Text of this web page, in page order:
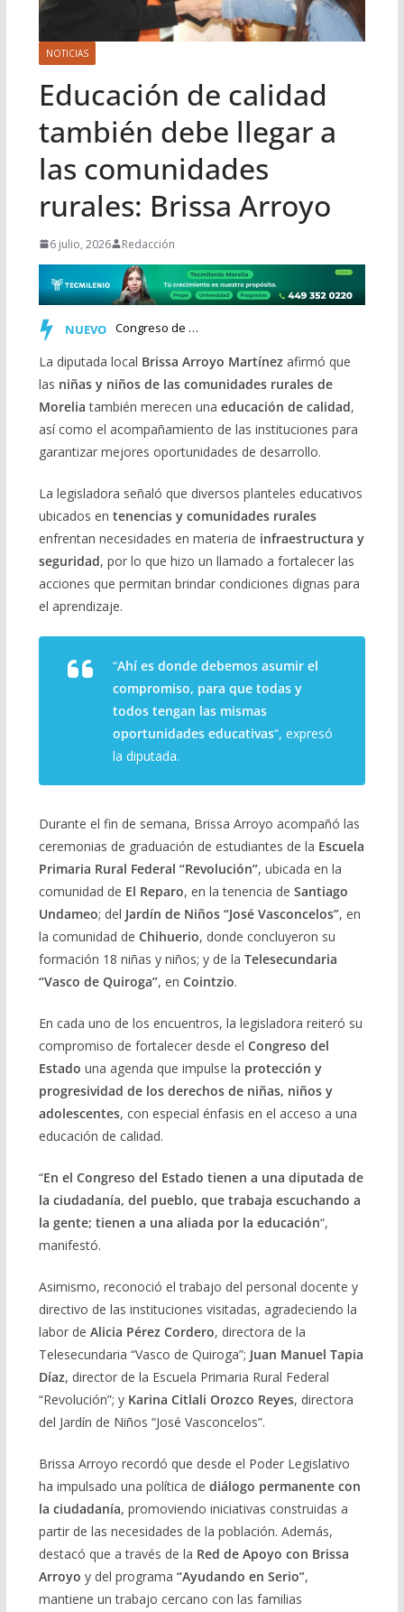
NOTICIAS
Educación de calidad
también debe llegar a
las comunidades
rurales: Brissa Arroyo
6 julio, 2026 Redacción
NUEVO Congreso de Michoacán incorpora al Calendario Cívico la co…
La diputada local Brissa Arroyo Martínezafirmó que
las niñas y niños de las comunidades rurales de
Morelia también merecen una educación de calidad,
así como el acompañamiento de las instituciones para
garantizar mejores oportunidades de desarrollo.
La legisladora señaló que diversos planteles educativos
ubicados en tenencias y comunidades rurales
enfrentan necesidades en materia de infraestructura y
seguridad, por lo que hizo un llamado a fortalecer las
acciones que permitan brindar condiciones dignas para
el aprendizaje.
“Ahí es donde debemos asumir el
compromiso, para que todas y
todos tengan las mismas
oportunidades educativas“, expresó
la diputada.
Durante el fin de semana, Brissa Arroyo acompañó las
ceremonias de graduación de estudiantes de la Escuela
Primaria Rural Federal “Revolución”, ubicada en la
comunidad de El Reparo, en la tenencia de Santiago
Undameo; del Jardín de Niños “José Vasconcelos”, en
la comunidad de Chihuerio, donde concluyeron su
formación 18 niñas y niños; y de la Telesecundaria
“Vasco de Quiroga”, en Cointzio.
En cada uno de los encuentros, la legisladora reiteró su
compromiso de fortalecer desde el Congreso del
Estado una agenda que impulse la protección y
progresividad de los derechos de niñas, niños y
adolescentes, con especial énfasis en el acceso a una
educación de calidad.
“En el Congreso del Estado tienen a una diputada de
la ciudadanía, del pueblo, que trabaja escuchando a
la gente; tienen a una aliada por la educación“,
manifestó.
Asimismo, reconoció el trabajo del personal docente y
directivo de las instituciones visitadas, agradeciendo la
labor de Alicia Pérez Cordero, directora de la
Telesecundaria “Vasco de Quiroga”; Juan Manuel Tapia
Díaz, director de la Escuela Primaria Rural Federal
“Revolución”; y Karina Citlali Orozco Reyes, directora
del Jardín de Niños “José Vasconcelos”.
Brissa Arroyo recordó que desde el Poder Legislativo
ha impulsado una política de diálogo permanente con
la ciudadanía, promoviendo iniciativas construidas a
partir de las necesidades de la población. Además,
destacó que a través de la Red de Apoyo con Brissa
Arroyo y del programa “Ayudando en Serio”,
mantiene un trabajo cercano con las familias